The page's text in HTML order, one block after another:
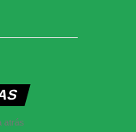
atrás